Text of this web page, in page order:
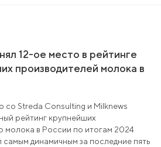
12-ое место в рейтинге
производителей молока в
Streda Consulting и Milknews
рейтинг крупнейших
молока в России по итогам 2024
самым динамичным за последние пять